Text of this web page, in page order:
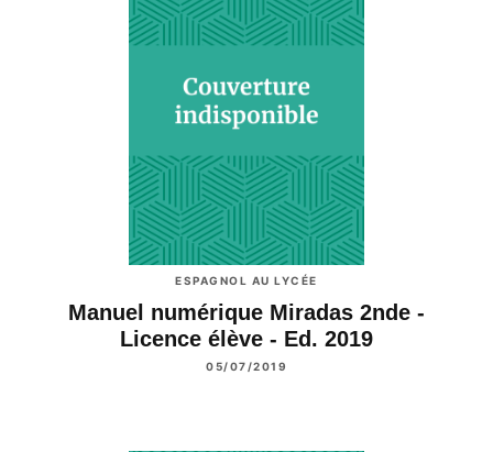
ESPAGNOL AU LYCÉE
Manuel numérique Miradas 2nde -
Licence élève - Ed. 2019
05/07/2019